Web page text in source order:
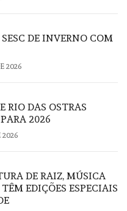
DE INVERNO COM
2026
RIO DAS OSTRAS
2026
2026
DE RAIZ, MÚSICA
EDIÇÕES ESPECIAIS